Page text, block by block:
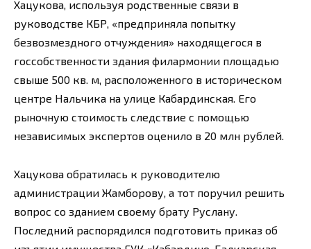
Хацукова, используя родственные связи в
руководстве КБР, «предприняла попытку
безвозмездного отчуждения» находящегося в
госсобственности здания филармонии площадью
свыше 500 кв. м, расположенного в историческом
центре Нальчика на улице Кабардинская. Его
рыночную стоимость следствие с помощью
независимых экспертов оценило в 20 млн рублей.
Хацукова обратилась к руководителю
администрации Жамборову, а тот поручил решить
вопрос со зданием своему брату Руслану.
Последний распорядился подготовить приказ об